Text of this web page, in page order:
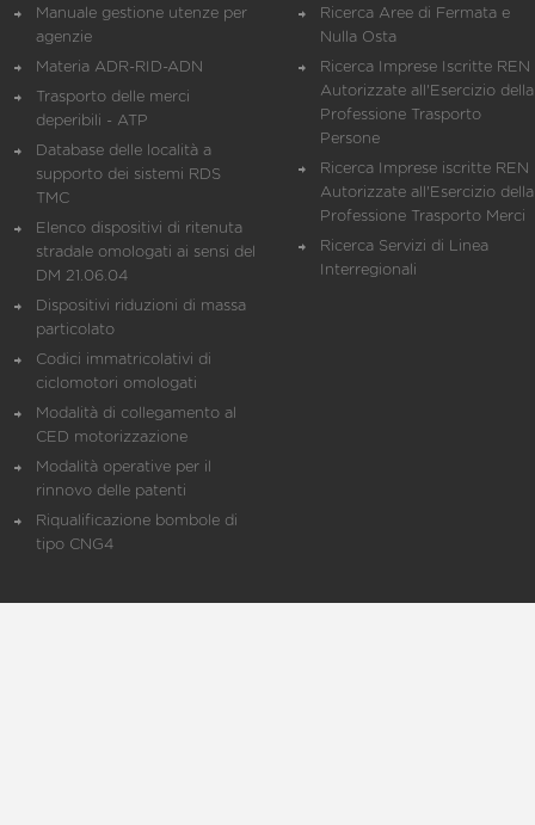
Manuale gestione utenze per
agenzie
Materia ADR-RID-ADN
Trasporto delle merci
deperibili - ATP
Database delle località a
supporto dei sistemi RDS
TMC
Elenco dispositivi di ritenuta
stradale omologati ai sensi del
DM 21.06.04
Dispositivi riduzioni di massa
particolato
Codici immatricolativi di
ciclomotori omologati
Modalità di collegamento al
CED motorizzazione
Modalità operative per il
rinnovo delle patenti
Riqualificazione bombole di
tipo CNG4
Ricerca Aree di Fermata e
Nulla Osta
Ricerca Imprese Iscritte REN
Autorizzate all'Esercizio della
Professione Trasporto
Persone
Ricerca Imprese iscritte REN
Autorizzate all'Esercizio della
Professione Trasporto Merci
Ricerca Servizi di Linea
Interregionali